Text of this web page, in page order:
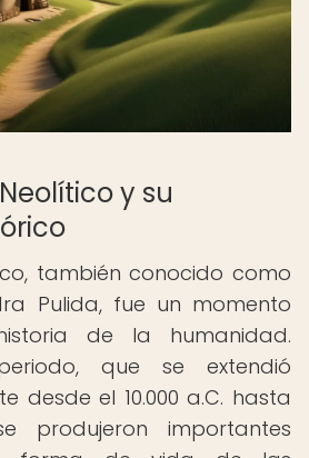
y su
también conocido como
Pulida, fue un momento
de la humanidad.
que se extendió
desde el 10.000 a.C. hasta
produjeron importantes